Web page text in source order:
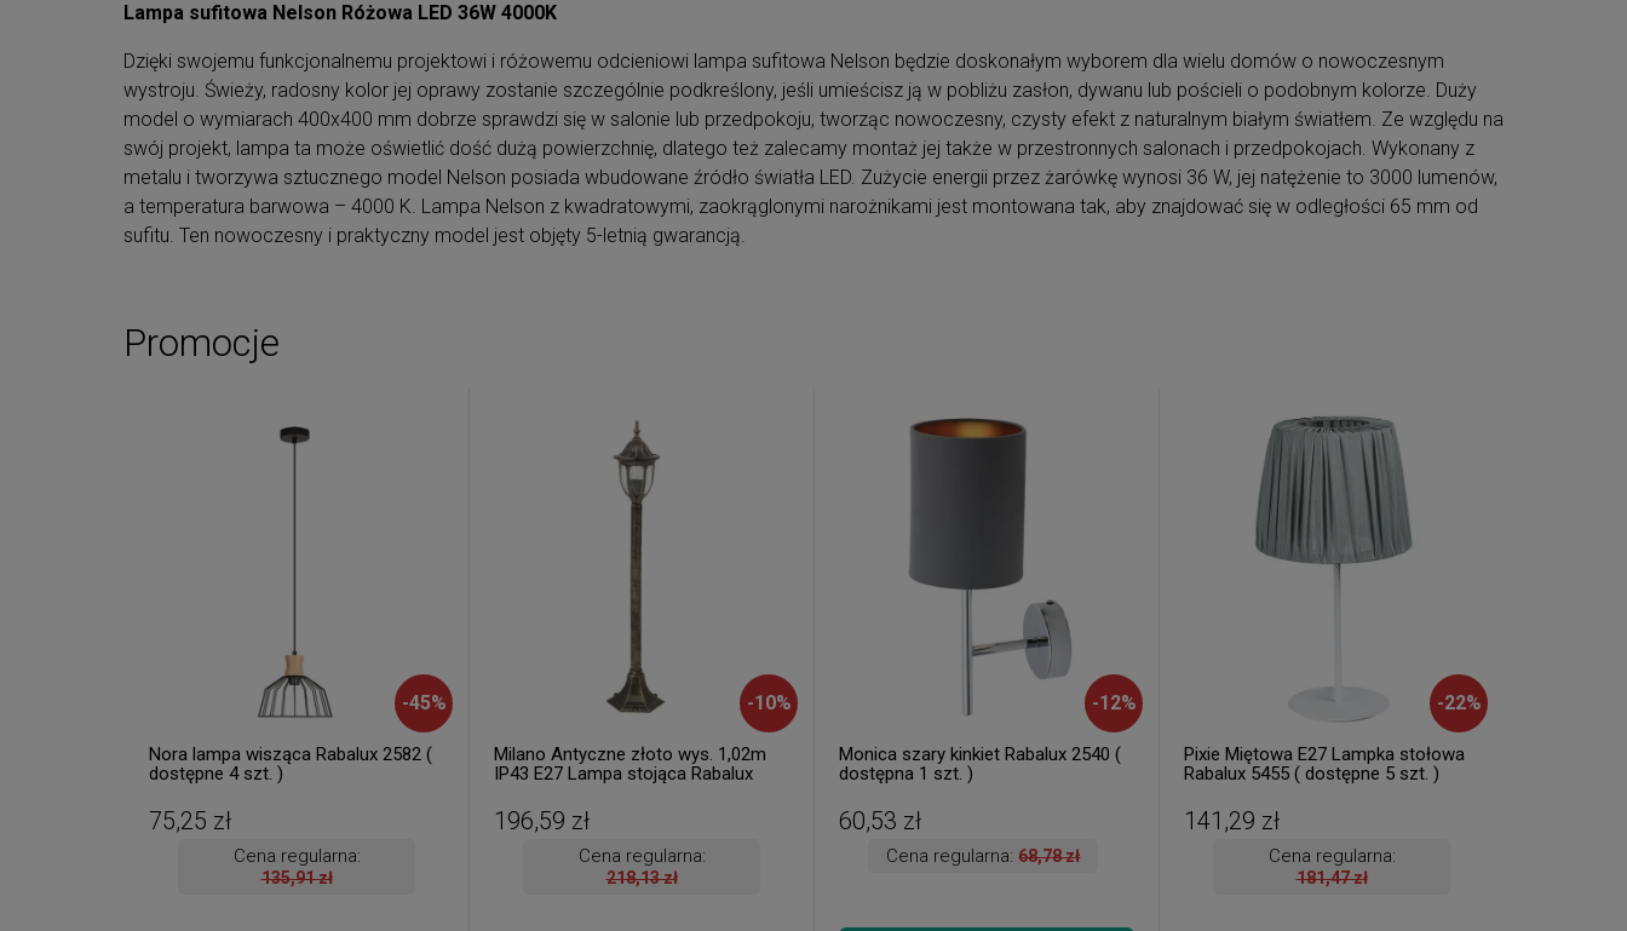
Lampa sufitowa Nelson Różowa LED 36W 4000K
Dzięki swojemu funkcjonalnemu projektowi i różowemu odcieniowi lampa sufitowa Nelson będzie doskonałym wyborem dla wielu domów o nowoczesnym
wystroju. Świeży, radosny kolor jej oprawy zostanie szczególnie podkreślony, jeśli umieścisz ją w pobliżu zasłon, dywanu lub pościeli o podobnym kolorze. Duży
model o wymiarach 400x400 mm dobrze sprawdzi się w salonie lub przedpokoju, tworząc nowoczesny, czysty efekt z naturalnym białym światłem. Ze względu na
swój projekt, lampa ta może oświetlić dość dużą powierzchnię, dlatego też zalecamy montaż jej także w przestronnych salonach i przedpokojach. Wykonany z
metalu i tworzywa sztucznego model Nelson posiada wbudowane źródło światła LED. Zużycie energii przez żarówkę wynosi 36 W, jej natężenie to 3000 lumenów,
a temperatura barwowa – 4000 K. Lampa Nelson z kwadratowymi, zaokrąglonymi narożnikami jest montowana tak, aby znajdować się w odległości 65 mm od
sufitu. Ten nowoczesny i praktyczny model jest objęty 5-letnią gwarancją.
Promocje
-45%
Nora lampa wisząca Rabalux 2582 (
dostępne 4 szt. )
75,25 zł
Cena regularna:
135,91 zł
-10%
Milano Antyczne złoto wys. 1,02m
IP43 E27 Lampa stojąca Rabalux
Wysyłka 24 h. )
196,59 zł
Cena regularna:
218,13 zł
-12%
Monica szary kinkiet Rabalux 2540 (
dostępna 1 szt. )
60,53 zł
Cena regularna:68,78 zł
-22%
Pixie Miętowa E27 Lampka stołowa
Rabalux 5455 ( dostępne 5 szt. )
141,29 zł
Cena regularna:
181,47 zł